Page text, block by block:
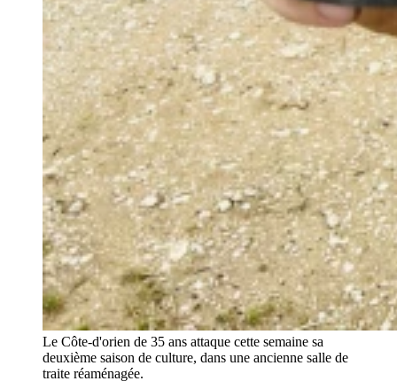
Le Côte-d'orien de 35 ans attaque cette semaine sa
deuxième saison de culture, dans une ancienne salle de
traite réaménagée.